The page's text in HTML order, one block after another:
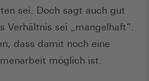
sei. Doch sagt auch gut
Verhältnis sei „mangelhaft“.
dass damit noch eine
möglich ist.